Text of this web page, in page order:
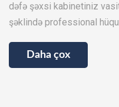
dəfə şəxsi kabinetiniz
şəklində professional
Daha çox